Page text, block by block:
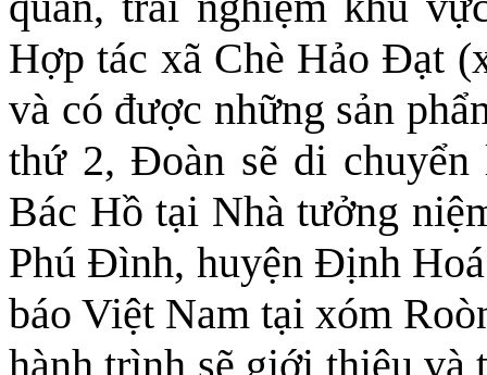
Hợp tác xã Chè Hảo Đạt
và có được những sản
thứ 2, Đoàn sẽ di
Bác Hồ tại Nhà tưởng
Phú Đình, huyện Định
báo Việt Nam tại xóm
hành trình sẽ giới thiệu và